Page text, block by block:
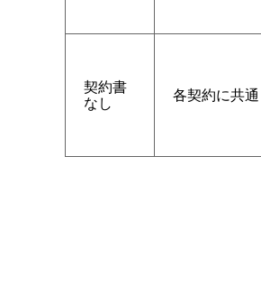
契約書
なし 各契約に共通